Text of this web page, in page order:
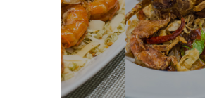
THE
DISH
EVENT
ที่